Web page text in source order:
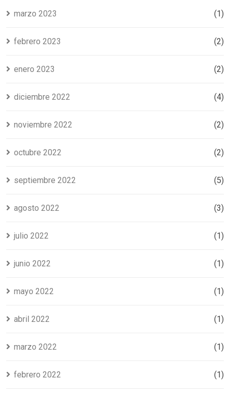
marzo 2023 (1)
febrero 2023 (2)
enero 2023 (2)
diciembre 2022 (4)
noviembre 2022 (2)
octubre 2022 (2)
septiembre 2022 (5)
agosto 2022 (3)
julio 2022 (1)
junio 2022 (1)
mayo 2022 (1)
abril 2022 (1)
marzo 2022 (1)
febrero 2022 (1)